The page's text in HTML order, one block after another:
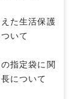
た生活保護
いて
指定袋に関
について